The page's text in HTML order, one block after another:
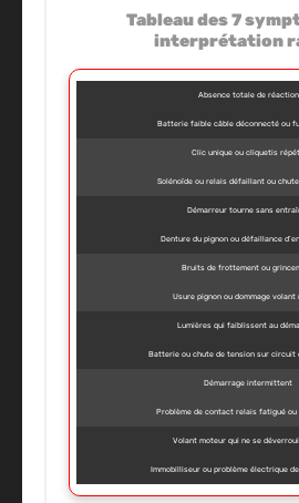
Tableau des 7
interprétation
Absence totale de réaction
Batterie faible câble déconnecté ou
Clic unique ou cliquetis
Solénoïde ou relais défaillant ou
Démarreur tourne sans
Denture du pignon ou défaillance
Bruits de frottement ou
Usure pignon ou dommage volant
Lumières qui faiblissent au
Batterie ou chute de tension sur circuit
Démarrage intermittent
Problème de contact relais fatigué ou
Volant moteur qui ne se
Immobilliseur ou problème électrique